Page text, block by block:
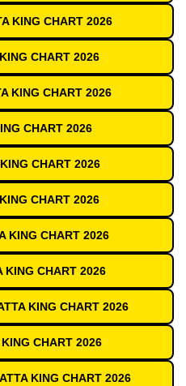
KING CHART 2026
CHART 2026
KING CHART 2026
CHART 2026
CHART 2026
CHART 2026
KING CHART 2026
KING CHART 2026
KING CHART 2026
CHART 2026
KING CHART 2026